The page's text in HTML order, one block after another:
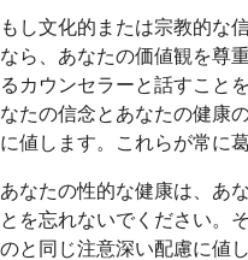
もし文化的または宗教的な
なら、あなたの価値観を尊
るカウンセラーと話すこと
なたの信念とあなたの健康
に値します。これらが常に
あなたの性的な健康は、あ
とを忘れないでください。
のと同じ注意深い配慮に値